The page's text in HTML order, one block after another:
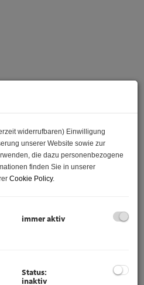
die auf 41,62m² und im 1.
für Singles oder Paare
widerrufbaren) Einwilligung
unserer Website sowie zur
die dazu personenbezogene
finden Sie in unserer
Cookie Policy.
immer aktiv
Status:
inaktiv